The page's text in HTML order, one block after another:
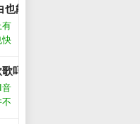
，
效
能轻松创作_
有
快
AI吗 手把手教你玩转AI作歌_
音